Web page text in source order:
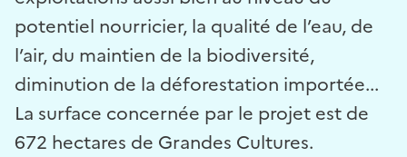
potentiel nourricier, la qualité de l’eau, de
l’air, du maintien de la biodiversité,
diminution de la déforestation importée...
La surface concernée par le projet est de
672 hectares de Grandes Cultures.